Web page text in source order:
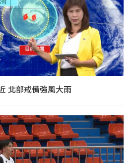
北部戒備強風大雨